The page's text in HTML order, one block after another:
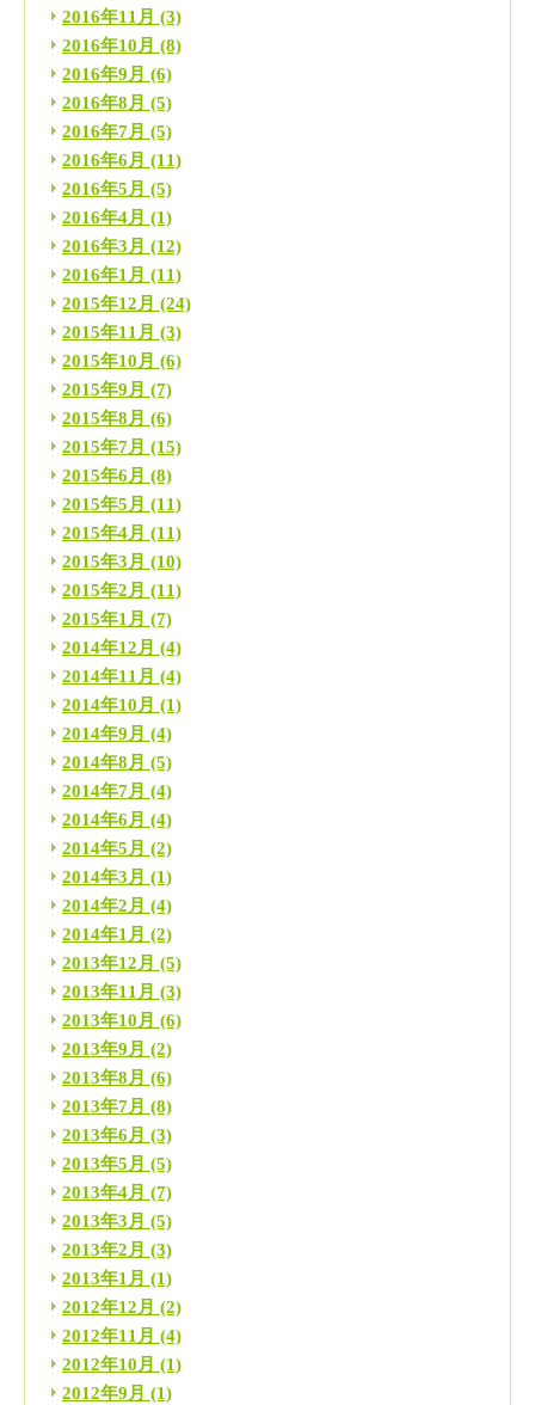
2016年11月 (3)
2016年10月 (8)
2016年9月 (6)
2016年8月 (5)
2016年7月 (5)
2016年6月 (11)
2016年5月 (5)
2016年4月 (1)
2016年3月 (12)
2016年1月 (11)
2015年12月 (24)
2015年11月 (3)
2015年10月 (6)
2015年9月 (7)
2015年8月 (6)
2015年7月 (15)
2015年6月 (8)
2015年5月 (11)
2015年4月 (11)
2015年3月 (10)
2015年2月 (11)
2015年1月 (7)
2014年12月 (4)
2014年11月 (4)
2014年10月 (1)
2014年9月 (4)
2014年8月 (5)
2014年7月 (4)
2014年6月 (4)
2014年5月 (2)
2014年3月 (1)
2014年2月 (4)
2014年1月 (2)
2013年12月 (5)
2013年11月 (3)
2013年10月 (6)
2013年9月 (2)
2013年8月 (6)
2013年7月 (8)
2013年6月 (3)
2013年5月 (5)
2013年4月 (7)
2013年3月 (5)
2013年2月 (3)
2013年1月 (1)
2012年12月 (2)
2012年11月 (4)
2012年10月 (1)
2012年9月 (1)